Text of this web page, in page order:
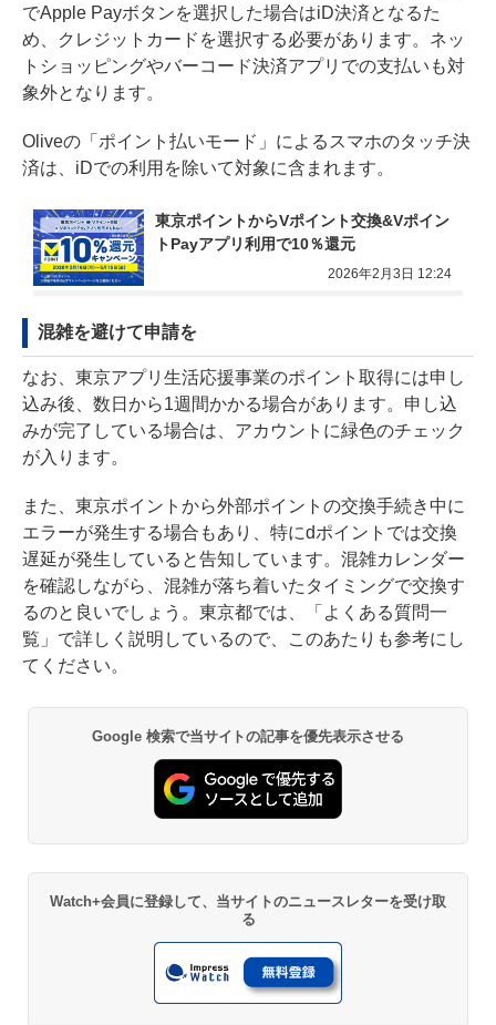
でApple Payボタンを選択した場合はiD決済となるた
め、クレジットカードを選択する必要があります。ネッ
トショッピングやバーコード決済アプリでの支払いも対
象外となります。
Oliveの「ポイント払いモード」によるスマホのタッチ決
済は、iDでの利用を除いて対象に含まれます。
東京ポイントからVポイント交換&Vポイン
トPayアプリ利用で10％還元
2026年2月3日 12:24
混雑を避けて申請を
なお、東京アプリ生活応援事業のポイント取得には申し
込み後、数日から1週間かかる場合があります。申し込
みが完了している場合は、アカウントに緑色のチェック
が入ります。
また、東京ポイントから外部ポイントの交換手続き中に
エラーが発生する場合もあり、特にdポイントでは交換
遅延が発生していると告知しています。混雑カレンダー
を確認しながら、混雑が落ち着いたタイミングで交換す
るのと良いでしょう。東京都では、「 よくある質問一
覧 」で詳しく説明しているので、このあたりも参考にし
てください。
Google 検索で当サイトの記事を優先表示させる
Watch+会員に登録して、当サイトのニュースレターを受け取
る